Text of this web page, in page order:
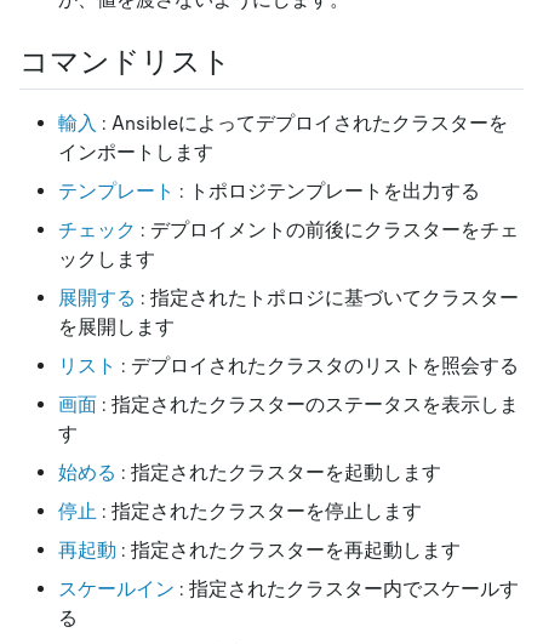
コマンドリスト
輸入 : Ansibleによってデプロイされたクラスターを
インポートします
テンプレート : トポロジテンプレートを出力する
チェック : デプロイメントの前後にクラスターをチェ
ックします
展開する : 指定されたトポロジに基づいてクラスター
を展開します
リスト : デプロイされたクラスタのリストを照会する
画面 : 指定されたクラスターのステータスを表示しま
す
始める : 指定されたクラスターを起動します
停止 : 指定されたクラスターを停止します
再起動 : 指定されたクラスターを再起動します
スケールイン : 指定されたクラスター内でスケールす
る